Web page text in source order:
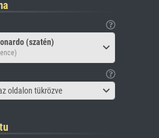
(szatén)
oldalon tükrözve